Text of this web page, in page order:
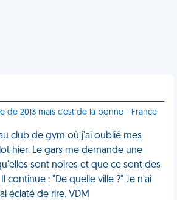
de 2013 mais c'est de la bonne - France
club de gym où j'ai oublié mes
hier. Le gars me demande une
sont noires et que ce sont des
continue : "De quelle ville ?" Je n'ai
éclaté de rire. VDM